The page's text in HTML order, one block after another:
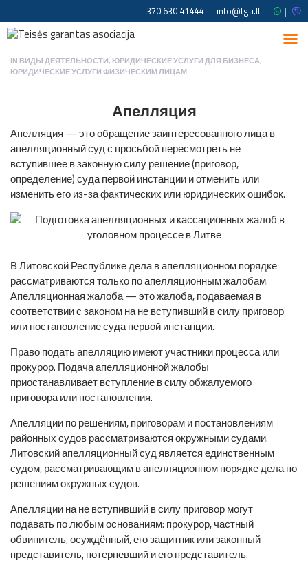
+370 630 41444 | info@tga.lt | |
IN ВИДЫ ДЕЯТЕЛЬНОСТИ, ЮРИДИЧЕСКИЕ УСЛУГИ ДЛЯ БИЗНЕСА,
ЮРИДИЧЕСКИЕ УСЛУГИ ФИЗИЧЕСКИМ ЛИЦАМ
Апелляция
Апелляция — это обращение заинтересованного лица в
апелляционный суд с просьбой пересмотреть не
вступившее в законную силу решение (приговор,
определение) суда первой инстанции и отменить или
изменить его из-за фактических или юридических ошибок.
В Литовской Республике дела в апелляционном порядке
рассматриваются только по апелляционным жалобам.
Апелляционная жалоба — это жалоба, подаваемая в
соответствии с законом на не вступивший в силу приговор
или постановление суда первой инстанции.
Право подать апелляцию имеют участники процесса или
прокурор. Подача апелляционной жалобы
приостанавливает вступление в силу обжалуемого
приговора или постановления.
Апелляции по решениям, приговорам и постановлениям
районных судов рассматриваются окружными судами.
Литовский апелляционный суд является единственным
судом, рассматривающим в апелляционном порядке дела по
решениям окружных судов.
Апелляции на не вступивший в силу приговор могут
подавать по любым основаниям: прокурор, частный
обвинитель, осуждённый, его защитник или законный
представитель, потерпевший и его представитель.